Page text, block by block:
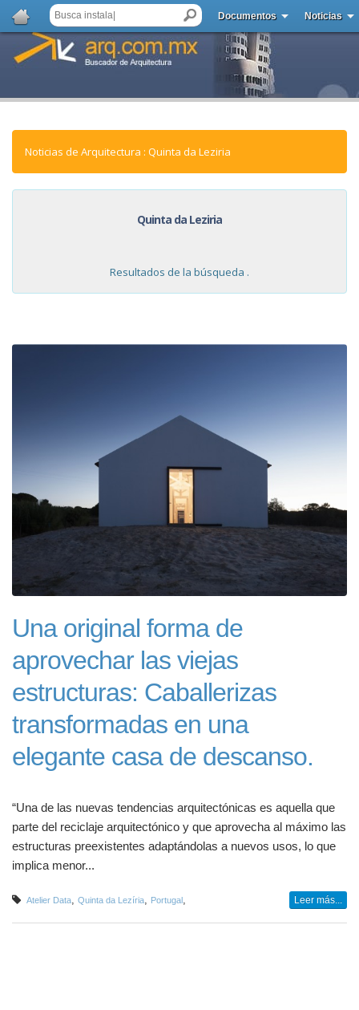
Documentos Noticias
Noticias de Arquitectura : Quinta da Leziria
Quinta da Leziria
Resultados de la búsqueda .
Una original forma de
aprovechar las viejas
estructuras: Caballerizas
transformadas en una
elegante casa de descanso.
“Una de las nuevas tendencias arquitectónicas es aquella que
parte del reciclaje arquitectónico y que aprovecha al máximo las
estructuras preexistentes adaptándolas a nuevos usos, lo que
implica menor...
Atelier Data Quinta da Lezíria Portugal Leer más...